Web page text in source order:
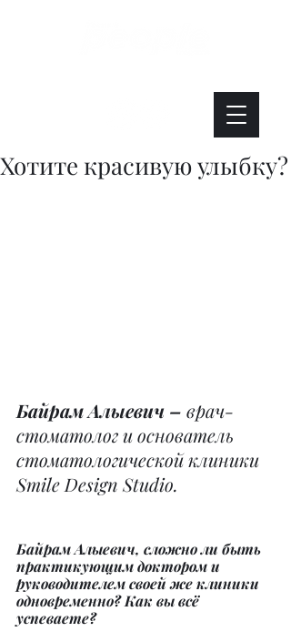
Хотите красивую улыбку?
Байрам Алыевич – врач-
стоматолог и основатель
стоматологической клиники
Smile Design Studio.
Байрам Алыевич, сложно ли быть
практикующим доктором и
руководителем своей же клиники
одновременно? Как вы всё
успеваете?